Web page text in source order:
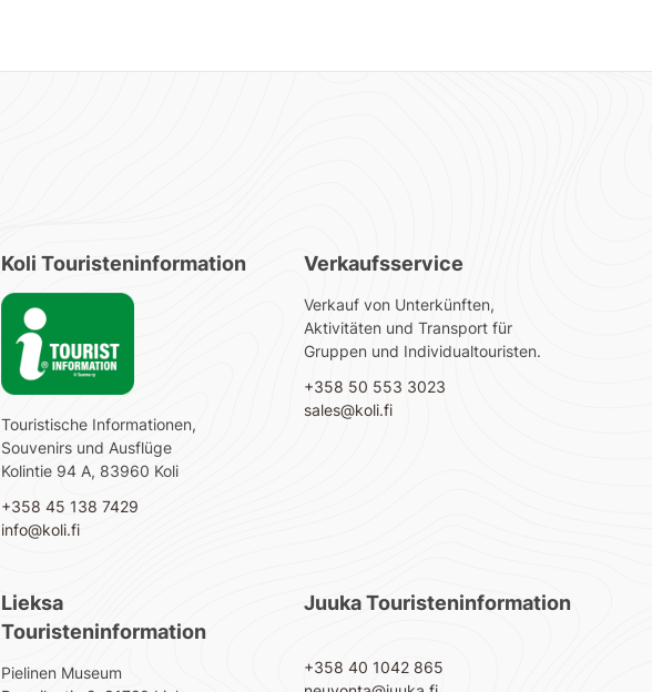
Koli Touristeninformation
Touristische Informationen,
Souvenirs und Ausflüge
Kolintie 94 A, 83960 Koli
+358 45 138 7429
info@koli.fi
Verkaufsservice
Verkauf von Unterkünften,
Aktivitäten und Transport für
Gruppen und Individualtouristen.
+358 50 553 3023
sales@koli.fi
Lieksa
Touristeninformation
Pielinen Museum
Juuka Touristeninformation
+358 40 1042 865